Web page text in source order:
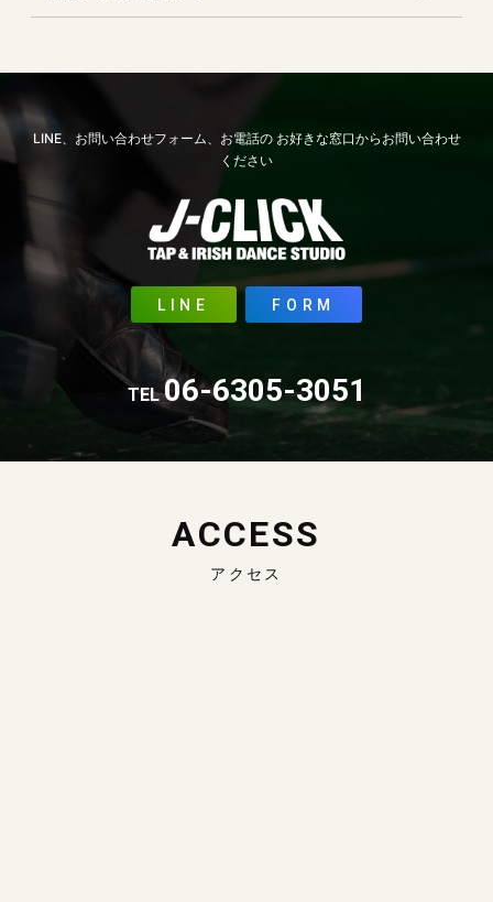
LINE、お問い合わせフォーム、お電話のお好きな窓口からお問い合わせ
ください
LINE FORM
TEL06-6305-3051
ACCESS
アクセス